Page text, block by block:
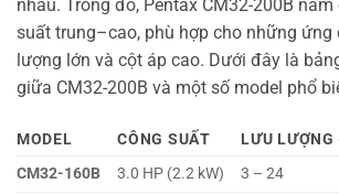
nhau. Trong đó, Pentax CM32-200B
suất trung–cao, phù hợp cho những ứng
lượng lớn và cột áp cao. Dưới đây là
giữa CM32-200B và một số model phổ
MODEL CÔNG SUẤT LƯU
CM32-160B
3.0 HP (2.2 kW) 3 – 24